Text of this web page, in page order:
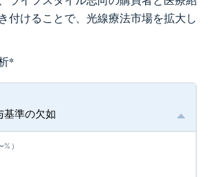
付けることで、光線療法市場を拡大し
*
基準の欠如